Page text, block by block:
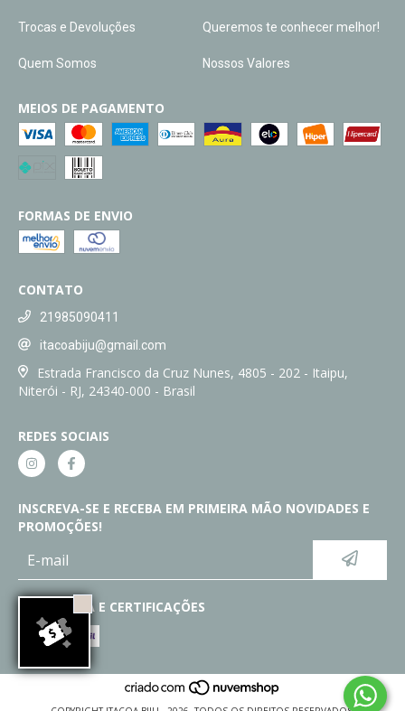
Trocas e Devoluções Queremos te conhecer melhor!
Quem Somos Nossos Valores
MEIOS DE PAGAMENTO
FORMAS DE ENVIO
CONTATO
21985090411
itacoabiju@gmail.com
Estrada Francisco da Cruz Nunes, 4805 - 202 - Itaipu,
Niterói - RJ, 24340-000 - Brasil
REDES SOCIAIS
INSCREVA-SE E RECEBA EM PRIMEIRA MÃO NOVIDADES E
PROMOÇÕES!
SEGURANÇA E CERTIFICAÇÕES